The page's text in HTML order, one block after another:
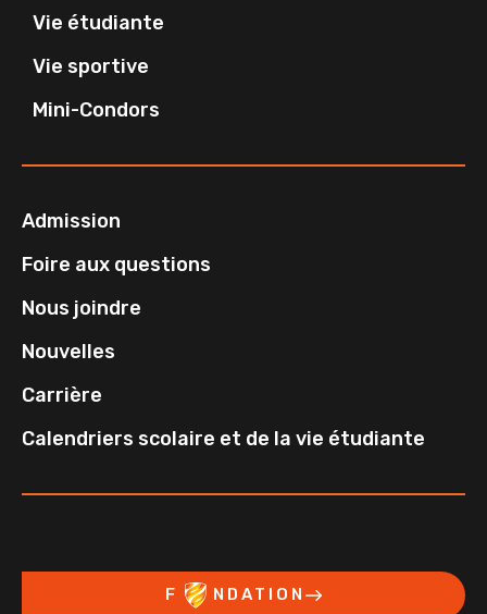
Vie étudiante
Vie sportive
Mini-Condors
Admission
Foire aux questions
Nous joindre
Nouvelles
Carrière
Calendriers scolaire et de la vie étudiante
F NDATION